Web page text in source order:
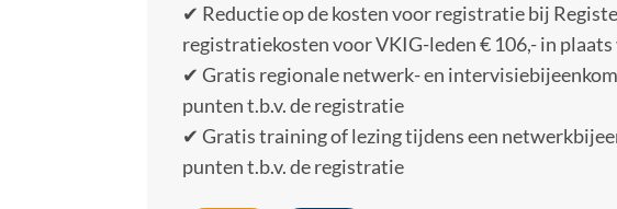
✔ Reductie op de kosten voor registratie bij
registratiekosten voor VKIG-leden € 106,- in plaats
✔ Gratis regionale netwerk- en
punten t.b.v. de registratie
✔ Gratis training of lezing tijdens een
punten t.b.v. de registratie